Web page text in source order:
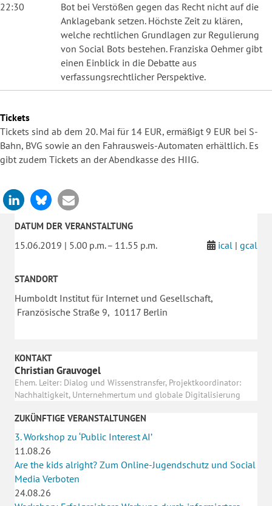
22:30
Bot bei Verstößen gegen das Recht nicht auf die
Anklagebank setzen. Höchste Zeit zu klären,
welche rechtlichen Grundlagen zur Regulierung
von Social Bots bestehen. Franziska Oehmer gibt
einen Einblick in die Debatte aus
verfassungsrechtlicher Perspektive.
Tickets
Tickets sind ab dem 20. Mai für 14 EUR, ermäßigt 9 EUR bei S-
Bahn, BVG sowie an den Fahrausweis-Automaten erhältlich. Es
gibt zudem Tickets an der Abendkasse des HIIG.
DATUM DER VERANSTALTUNG
15.06.2019 | 5.00 p.m. – 11.55 p.m. ical | gcal
STANDORT
Humboldt Institut für Internet und Gesellschaft,
Französische Straße 9, 10117 Berlin
KONTAKT
Christian Grauvogel
Ehem. Leiter: Dialog und Wissenstransfer, Projektkoordinator:
Nachhaltigkeit, Unternehmertum und globale Digitalisierung
ZUKÜNFTIGE VERANSTALTUNGEN
3. Workshop zu ‘Public Interest AI’
11.08.26
Are the kids alright? Zum Online-Jugendschutz und Social
Media Verboten
24.08.26